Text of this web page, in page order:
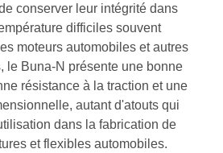
conserver leur intégrité dans
difficiles souvent
moteurs automobiles et autres
le Buna-N présente une bonne
résistance à la traction et une
autant d'atouts qui
dans la fabrication de
et flexibles automobiles.